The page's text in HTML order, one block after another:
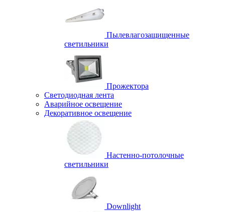
Пылевлагозащищенные
светильники
Прожектора
Светодиодная лента
Аварийное освещение
Декоративное освещение
Настенно-потолочные
светильники
Downlight